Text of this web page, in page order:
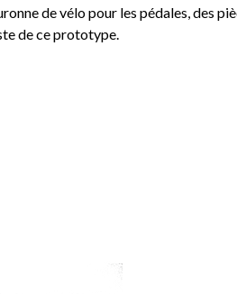
de vélo pour les pédales, des
de ce prototype.